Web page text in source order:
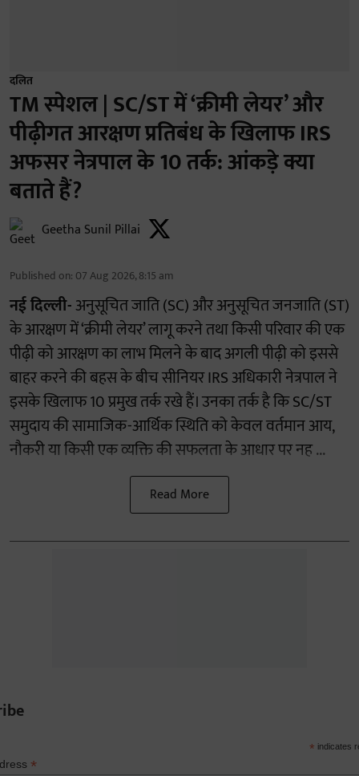
दलित
TM स्पेशल | SC/ST में ‘क्रीमी लेयर’ और
पीढ़ीगत आरक्षण प्रतिबंध के खिलाफ IRS
अफसर नेत्रपाल के 10 तर्क: आंकड़े क्या
बताते हैं?
Geetha Sunil Pillai
Published on: 07 Aug 2026, 8:15 am
नई दिल्ली-अनुसूचित जाति (SC) और अनुसूचित जनजाति (ST)
के आरक्षण में ‘क्रीमी लेयर’ लागू करने तथा किसी परिवार की एक
पीढ़ी को आरक्षण का लाभ मिलने के बाद अगली पीढ़ी को इससे
बाहर करने की बहस के बीच सीनियर IRS अधिकारी नेत्रपाल ने
इसके खिलाफ 10 प्रमुख तर्क रखे हैं। उनका तर्क है कि SC/ST
समुदाय की सामाजिक-आर्थिक स्थिति को केवल वर्तमान आय,
नौकरी या किसी एक व्यक्ति की सफलता के आधार पर नह ...
Read More
* indicates
*